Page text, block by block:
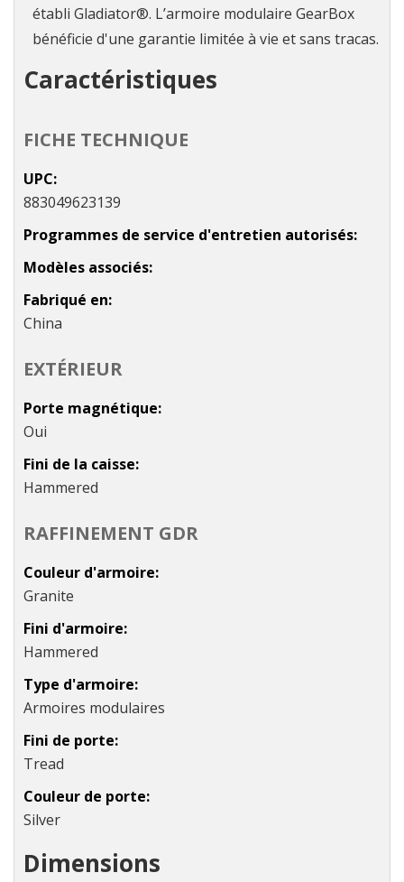
établi Gladiator®. L’armoire modulaire GearBox
bénéficie d'une garantie limitée à vie et sans tracas.
Caractéristiques
FICHE TECHNIQUE
UPC
883049623139
Programmes de service d'entretien autorisés
Modèles associés
Fabriqué en
China
EXTÉRIEUR
Porte magnétique
Oui
Fini de la caisse
Hammered
RAFFINEMENT GDR
Couleur d'armoire
Granite
Fini d'armoire
Hammered
Type d'armoire
Armoires modulaires
Fini de porte
Tread
Couleur de porte
Silver
Dimensions